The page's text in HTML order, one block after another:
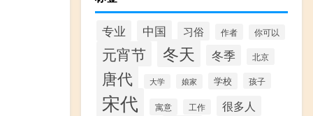
专业 中国 习俗 作者 你可以
元宵节 冬天 冬季 北京
唐代 大学 娘家 学校 孩子
宋代 寓意 工作 很多人